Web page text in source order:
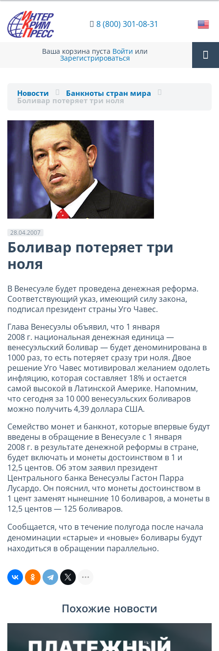
8 (800) 301-08-31
Ваша корзина пуста Войти или
Зарегистрироваться
Новости Банкноты стран мира
Боливар потеряет три ноля
28.04.2007
Боливар потеряет три
ноля
В Венесуэле будет проведена денежная реформа.
Соответствующий указ, имеющий силу закона,
подписал президент страны Уго Чавес.
Глава Венесуэлы объявил, что 1 января
2008 г. национальная денежная единица —
венесуэльский боливар — будет деноминирована в
1000 раз, то есть потеряет сразу три ноля. Двое
решение Уго Чавес мотивировал желанием одолеть
инфляцию, которая составляет 18% и остается
самой высокой в Латинской Америке. Напомним,
что сегодня за 10 000 венесуэльских боливаров
можно получить 4,39 доллара США.
Семейство монет и банкнот, которые впервые будут
введены в обращение в Венесуэле с 1 января
2008 г. в результате денежной реформы в стране,
будет включать и монеты достоинством в 1 и
12,5 центов. Об этом заявил президент
Центрального банка Венесуэлы Гастон Парра
Лусардо. Он пояснил, что монеты достоинством в
1 цент заменят нынешние 10 боливаров, а монеты в
12,5 центов — 125 боливаров.
Сообщается, что в течение полугода после начала
деноминации «старые» и «новые» боливары будут
находиться в обращении параллельно.
Похожие новости